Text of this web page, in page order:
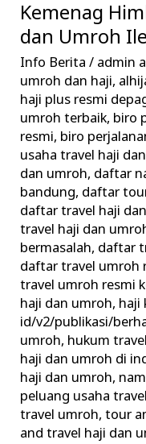
Kemenag
dan Umroh
Info Berita / admin
umroh dan haji,
haji plus resmi
umroh terbaik, biro
resmi, biro
usaha travel haji
dan umroh, daftar
bandung, daftar
daftar travel haji
travel haji dan
bermasalah, daftar
daftar travel umroh
travel umroh resmi
haji dan umroh, haji
id/v2/publikasi/
umroh, hukum
haji dan umroh di
haji dan umroh,
peluang usaha
travel umroh,tour
and travel haji dan
Kemenag
Himbau
49
Travel
Haji
dan
Umroh
Ilegal
Urus
Perizinan